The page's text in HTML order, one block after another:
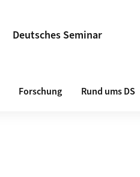
Deutsches Seminar
Forschung Rund ums DS